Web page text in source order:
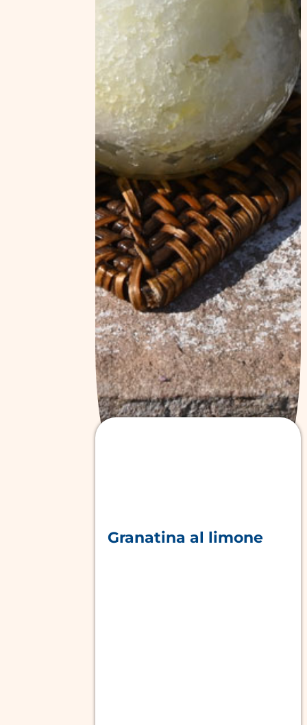
Granatina al limone